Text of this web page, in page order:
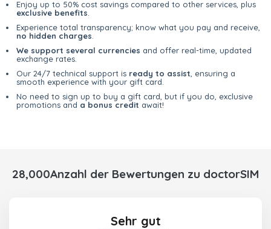
Enjoy up to 50% cost savings compared to other services, plus
exclusive benefits
Experience total transparency; know what you pay and receive,
no hidden charges
We support several currencies and offer real-time, updated
exchange rates.
Our 24/7 technical support is ready to assist , ensuring a
smooth experience with your gift card.
No need to sign up to buy a gift card, but if you do, exclusive
promotions and a bonus credit await!
28,000Anzahl der Bewertungen zu doctorSIM
Sehr gut